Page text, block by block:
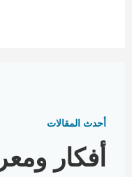
أحدث المقالات
أفكار